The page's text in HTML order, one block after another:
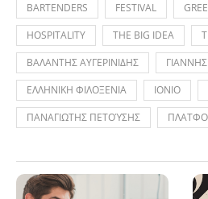
BARTENDERS FESTIVAL
HOSPITALITY
THE BIG IDEA
ΒΑΛΑΝΤΗΣ ΑΥΓΕΡΙΝΙΔΗΣ
ΕΛΛΗΝΙΚΗ ΦΙΛΟΞΕΝΙΑ
ΙΟΝΙΟ
ΠΑΝΑΓΙΩΤΗΣ ΠΕΤΟΎΣΗΣ